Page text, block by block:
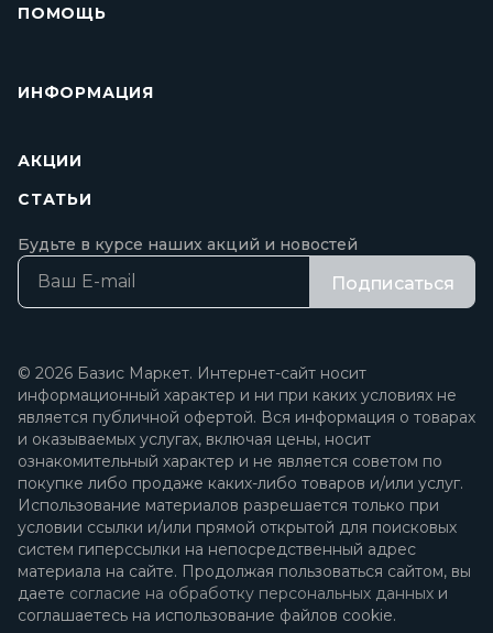
ПОМОЩЬ
ИНФОРМАЦИЯ
АКЦИИ
СТАТЬИ
Будьте в курсе наших акций и новостей
Подписаться
© 2026 Базис Маркет. Интернет-сайт носит
информационный характер и ни при каких условиях не
является публичной офертой. Вся информация о товарах
и оказываемых услугах, включая цены, носит
ознакомительный характер и не является советом по
покупке либо продаже каких-либо товаров и/или услуг.
Использование материалов разрешается только при
условии ссылки и/или прямой открытой для поисковых
систем гиперссылки на непосредственный адрес
материала на сайте. Продолжая пользоваться сайтом, вы
даете согласие на обработку персональных данных и
соглашаетесь на использование файлов cookie.